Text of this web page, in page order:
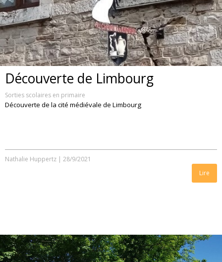
Découverte de Limbourg
Sorties scolaires en primaire
Découverte de la cité médiévale de Limbourg
Nathalie Huppertz | 28/9/2021
Lire